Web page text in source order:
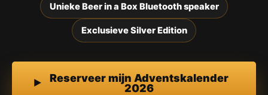
Unieke Beer in a Box Bluetooth speaker
Exclusieve Silver Edition
Reserveer mijn Adventskalender
2026